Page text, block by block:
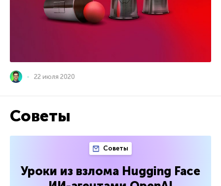
22 июля 2020
Советы
Советы
Уроки из взлома Hugging Face